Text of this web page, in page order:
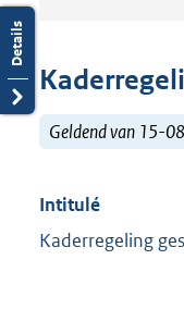
Geldend van 15-
Intitulé
Kaderregeling